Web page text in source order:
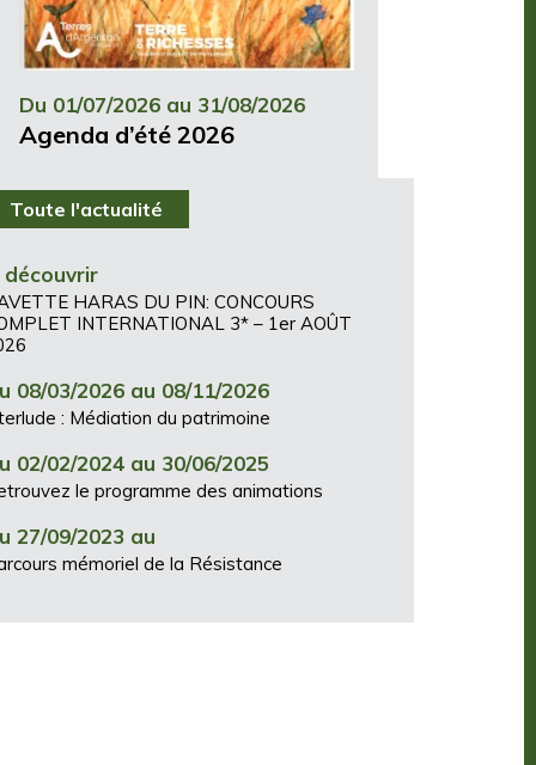
Du 01/07/2026 au 31/08/2026
Agenda d’été 2026
Toute l'actualité
découvrir
HARAS DU PIN: CONCOURS
INTERNATIONAL 3* – 1er AOÛT
08/03/2026 au 08/11/2026
: Médiation du patrimoine
02/02/2024 au 30/06/2025
le programme des animations
27/09/2023 au
mémoriel de la Résistance